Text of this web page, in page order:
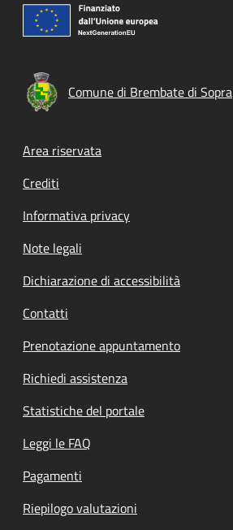
Comune di Brembate di Sopra
Footer menu
Area riservata
Crediti
Informativa privacy
Note legali
Dichiarazione di accessibilità
Contatti
Prenotazione appuntamento
Richiedi assistenza
Statistiche del portale
Leggi le FAQ
Pagamenti
Riepilogo valutazioni